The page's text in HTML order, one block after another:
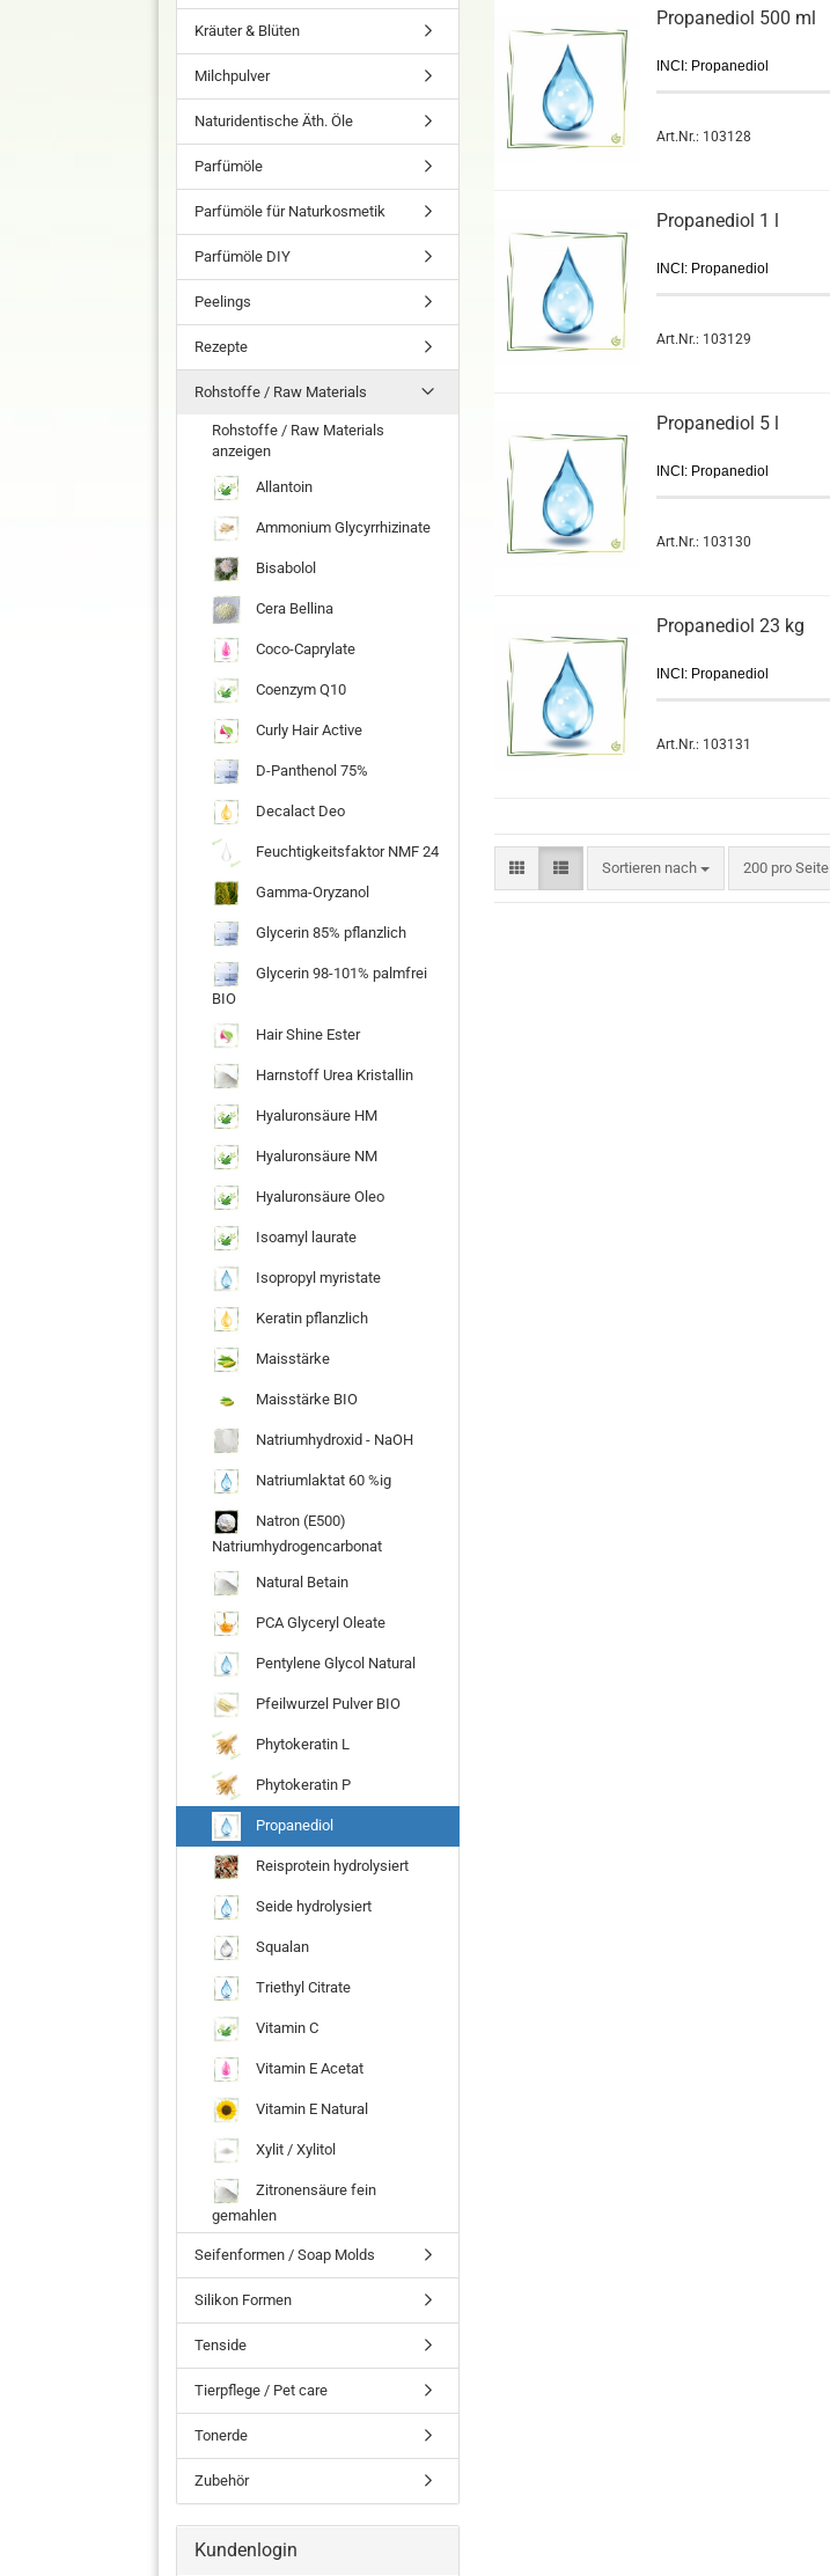
Propanediol 500 ml
INCI: Propanediol
Art.Nr.: 103128
Propanediol 1 l
INCI: Propanediol
Art.Nr.: 103129
Propanediol 5 l
INCI: Propanediol
Art.Nr.: 103130
Propanediol 23 kg
INCI: Propanediol
Art.Nr.: 103131
Sortieren nach 200 pro Seite
Kräuter & Blüten
Milchpulver
Naturidentische Äth. Öle
Parfümöle
Parfümöle für Naturkosmetik
Parfümöle DIY
Peelings
Rezepte
Rohstoffe / Raw Materials
Rohstoffe / Raw Materials
anzeigen
Allantoin
Ammonium Glycyrrhizinate
Bisabolol
Cera Bellina
Coco-Caprylate
Coenzym Q10
Curly Hair Active
D-Panthenol 75%
Decalact Deo
Feuchtigkeitsfaktor NMF 24
Gamma-Oryzanol
Glycerin 85% pflanzlich
Glycerin 98-101% palmfrei
BIO
Hair Shine Ester
Harnstoff Urea Kristallin
Hyaluronsäure HM
Hyaluronsäure NM
Hyaluronsäure Oleo
Isoamyl laurate
Isopropyl myristate
Keratin pflanzlich
Maisstärke
Maisstärke BIO
Natriumhydroxid - NaOH
Natriumlaktat 60 %ig
Natron (E500)
Natriumhydrogencarbonat
Natural Betain
PCA Glyceryl Oleate
Pentylene Glycol Natural
Pfeilwurzel Pulver BIO
Phytokeratin L
Phytokeratin P
Propanediol
Reisprotein hydrolysiert
Seide hydrolysiert
Squalan
Triethyl Citrate
Vitamin C
Vitamin E Acetat
Vitamin E Natural
Xylit / Xylitol
Zitronensäure fein
gemahlen
Seifenformen / Soap Molds
Silikon Formen
Tenside
Tierpflege / Pet care
Tonerde
Zubehör
Kundenlogin